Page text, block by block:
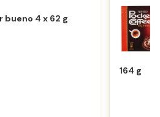
bueno 4 x 62 g
164 g